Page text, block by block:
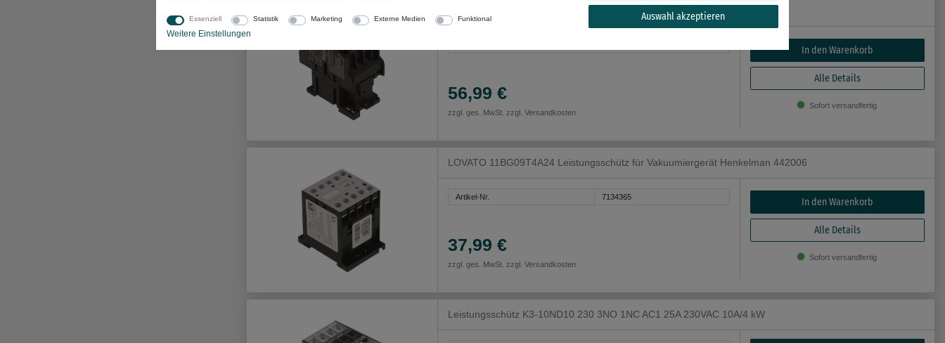
Leistungsschütz für Omniwash AC1 25A Hauptkontakte 3NO 24VAC 9A/4 kW
56,99 €
zzgl. ges. MwSt. zzgl. Versandkosten
In den Warenkorb
Alle Details
Sofort versandfertig
LOVATO 11BG09T4A24 Leistungsschütz für Vakuumiergerät Henkelman 442006
Artikel-Nr. 7134365
37,99 €
zzgl. ges. MwSt. zzgl. Versandkosten
In den Warenkorb
Alle Details
Sofort versandfertig
Leistungsschütz K3-10ND10 230 3NO 1NC AC1 25A 230VAC 10A/4 kW
Essenziell Statistik Marketing Externe Medien Funktional
Weitere Einstellungen
Auswahl akzeptieren